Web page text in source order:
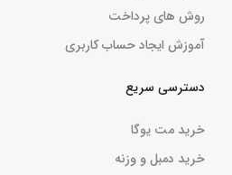
روش های پرداخت
آموزش ایجاد حساب کاربری
دسترسی سریع
خرید مت یوگا
خرید دمبل و وزنه